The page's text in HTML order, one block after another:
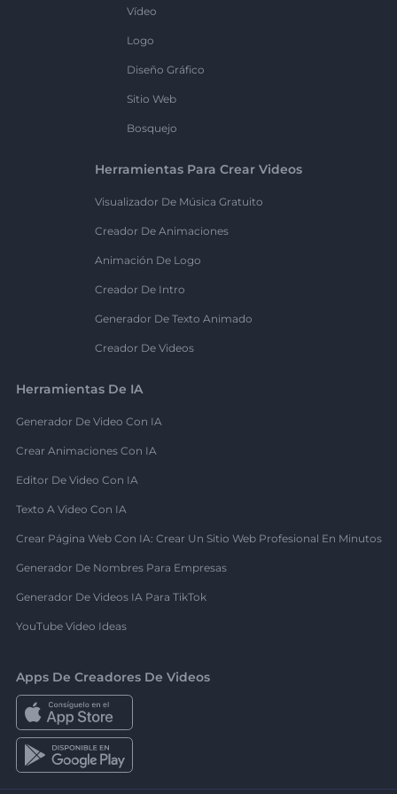
Vídeo
Logo
Diseño Gráfico
Sitio Web
Bosquejo
Herramientas Para Crear Videos
Visualizador De Música Gratuito
Creador De Animaciones
Animación De Logo
Creador De Intro
Generador De Texto Animado
Creador De Videos
Herramientas De IA
Generador De Video Con IA
Crear Animaciones Con IA
Editor De Video Con IA
Texto A Video Con IA
Crear Página Web Con IA: Crear Un Sitio Web Profesional En Minutos
Generador De Nombres Para Empresas
Generador De Videos IA Para TikTok
YouTube Video Ideas
Apps De Creadores De Videos